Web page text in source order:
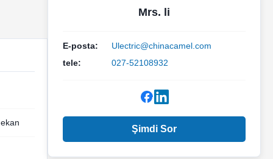
Mrs. li
E-posta:
Ulectric@chinacamel.com
tele:
027-52108932
Şimdi Sor